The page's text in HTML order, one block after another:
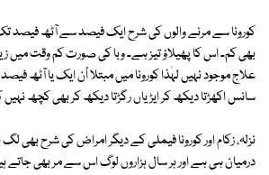
کورونا سے مرنے والوں کی شرح ایک فیصد سے آٹھ
بھی کم۔ اس کا پھیلاؤ تیز ہے۔ وبا کی صورت کم وقت میں
علاج موجود نہیں لہٰذا کورونا میں مبتلا اُن ایک یا آٹھ
سانس اکھڑتا دیکھ کر ایڑیاں رگڑتا دیکھ کر بھی کچھ
نزلہ، زکام اور کورونا فیملی کے دیگر امراض کی شرح
درمیان ہی ہے اور ہر سال ہزاروں لوگ اس سے مر بھی جاتے